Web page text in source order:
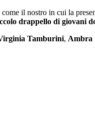
il nostro in cui la
drappello di giovani
Tamburini, Ambra